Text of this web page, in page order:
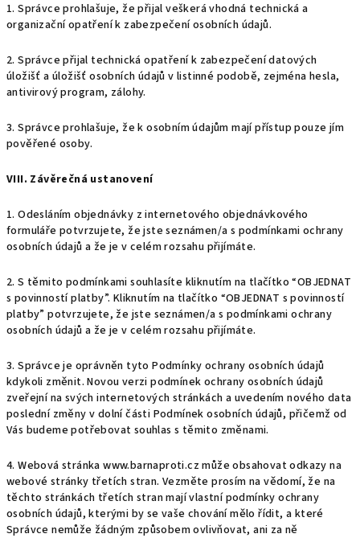
1. Správce prohlašuje, že přijal veškerá vhodná technická a
organizační opatření k zabezpečení osobních údajů.
2. Správce přijal technická opatření k zabezpečení datových
úložišť a úložišť osobních údajů v listinné podobě, zejména hesla,
antivirový program, zálohy.
3. Správce prohlašuje, že k osobním údajům mají přístup pouze jím
pověřené osoby.
VIII. Závěrečná ustanovení
1. Odesláním objednávky z internetového objednávkového
formuláře potvrzujete, že jste seznámen/a s podmínkami ochrany
osobních údajů a že je v celém rozsahu přijímáte.
2. S těmito podmínkami souhlasíte kliknutím na tlačítko “OBJEDNAT
s povinností platby”. Kliknutím na tlačítko “OBJEDNAT s povinností
platby” potvrzujete, že jste seznámen/a s podmínkami ochrany
osobních údajů a že je v celém rozsahu přijímáte.
3. Správce je oprávněn tyto Podmínky ochrany osobních údajů
kdykoli změnit. Novou verzi podmínek ochrany osobních údajů
zveřejní na svých internetových stránkách a uvedením nového data
poslední změny v dolní části Podmínek osobních údajů, přičemž od
Vás budeme potřebovat souhlas s těmito změnami.
4. Webová stránka www.barnaproti.cz může obsahovat odkazy na
webové stránky třetích stran. Vezměte prosím na vědomí, že na
těchto stránkách třetích stran mají vlastní podmínky ochrany
osobních údajů, kterými by se vaše chování mělo řídit, a které
Správce nemůže žádným způsobem ovlivňovat, ani za ně